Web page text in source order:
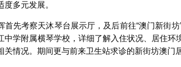
多元发展。
首先考察天沐琴台展示厅，及后前往“澳门新街
中学附属横琴学校，详细了解入住状况、居住环
关情况。期间更与前来卫生站求诊的新街坊澳门